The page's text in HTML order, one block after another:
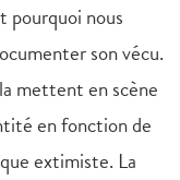
pourquoi nous
son vécu.
mettent en scène
en fonction de
extimiste. La